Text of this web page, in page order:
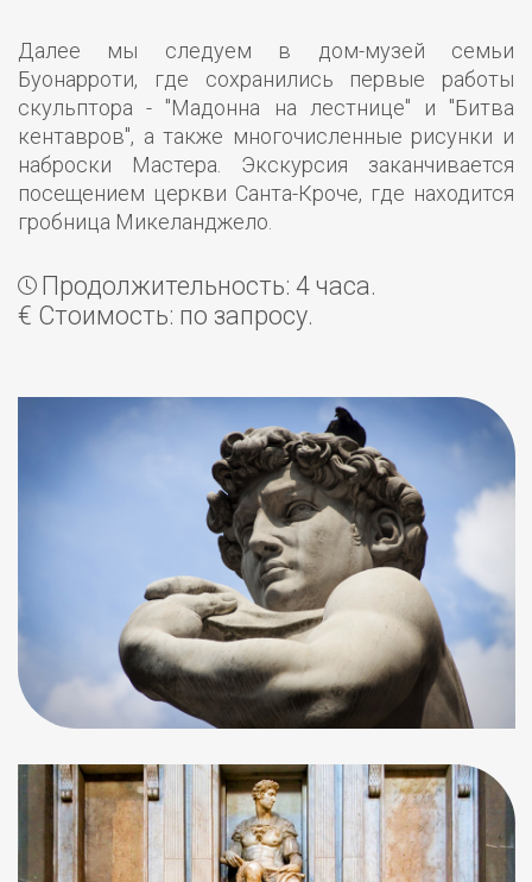
Далее мы следуем в дом-музей семьи
Буонарроти, где сохранились первые работы
скульптора - "Мадонна на лестнице" и "Битва
кентавров", а также многочисленные рисунки и
наброски Мастера. Экскурсия заканчивается
посещением церкви Санта-Кроче, где находится
гробница Микеланджело.
Продолжительность: 4 часа.
€ Стоимость: по запросу.